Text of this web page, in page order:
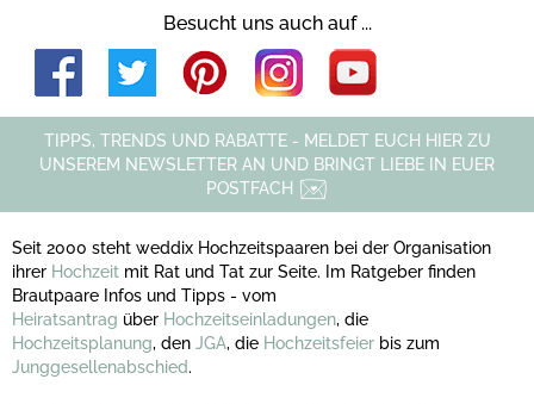
Besucht uns auch auf ...
TIPPS, TRENDS UND RABATTE - MELDET EUCH HIER ZU
UNSEREM NEWSLETTER AN UND BRINGT LIEBE IN EUER
POSTFACH
Seit 2000 steht weddix Hochzeitspaaren bei der Organisation
ihrer Hochzeit mit Rat und Tat zur Seite. Im Ratgeber finden
Brautpaare Infos und Tipps - vom
Heiratsantrag über Hochzeitseinladungen, die
Hochzeitsplanung, den JGA, die Hochzeitsfeier bis zum
Junggesellenabschied.